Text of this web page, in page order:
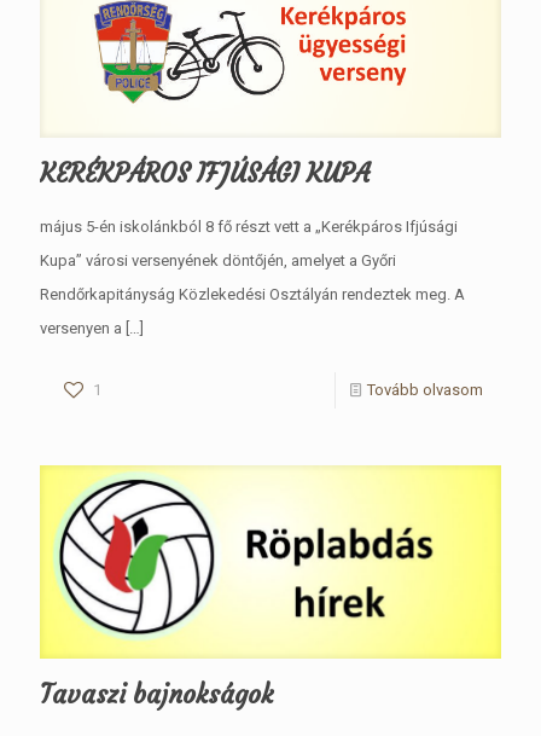
KERÉKPÁROS IFJÚSÁGI KUPA
május 5-én iskolánkból 8 fő részt vett a „Kerékpáros Ifjúsági
Kupa” városi versenyének döntőjén, amelyet a Győri
Rendőrkapitányság Közlekedési Osztályán rendeztek meg. A
versenyen a […]
1 Tovább olvasom
Tavaszi bajnokságok